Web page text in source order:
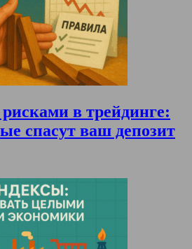
в трейдинге:
спасут ваш депозит